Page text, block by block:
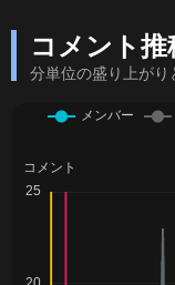
コメント
分単位の盛り上が